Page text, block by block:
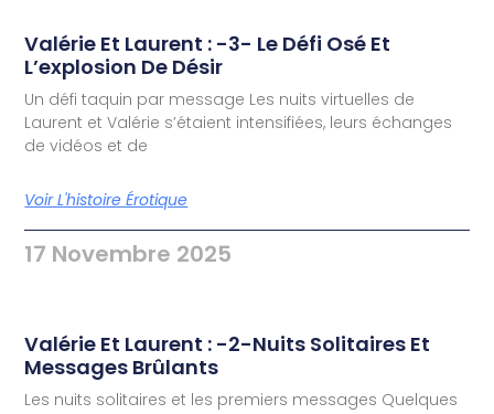
Valérie Et Laurent : -3- Le Défi Osé Et
L’explosion De Désir
Un défi taquin par message Les nuits virtuelles de
Laurent et Valérie s’étaient intensifiées, leurs échanges
de vidéos et de
Voir L'histoire Érotique
17 Novembre 2025
Valérie Et Laurent : -2-Nuits Solitaires Et
Messages Brûlants
Les nuits solitaires et les premiers messages Quelques